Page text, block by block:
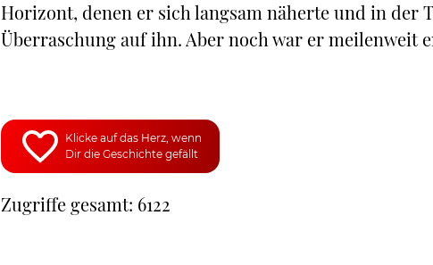
Horizont, denen er sich langsam näherte und in der
Überraschung auf ihn. Aber noch war er meilenweit
Klicke auf das Herz, wenn
Dir die Geschichte gefällt
Zugriffe gesamt: 6122